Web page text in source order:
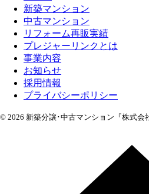
新築マンション
中古マンション
リフォーム再販実績
プレジャーリンクとは
事業内容
お知らせ
採用情報
プライバシーポリシー
© 2026 新築分譲･中古マンション『株式会